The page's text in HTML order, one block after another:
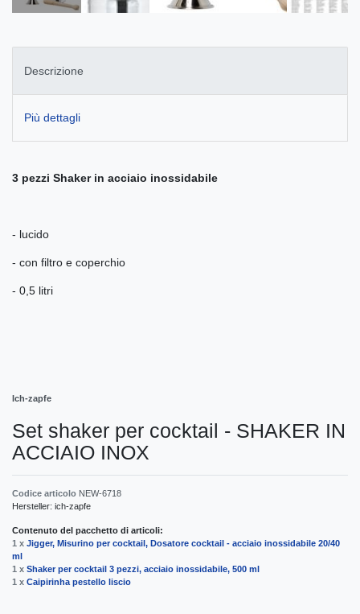
Descrizione
Più dettagli
3 pezzi Shaker in acciaio inossidabile
- lucido
- con filtro e coperchio
- 0,5 litri
Ich-zapfe
Set shaker per cocktail - SHAKER IN
ACCIAIO INOX
Codice articolo NEW-6718
Hersteller: ich-zapfe
Contenuto del pacchetto di articoli:
1 x Jigger, Misurino per cocktail, Dosatore cocktail - acciaio inossidabile 20/40
ml
1 x Shaker per cocktail 3 pezzi, acciaio inossidabile, 500 ml
1 x Caipirinha pestello liscio